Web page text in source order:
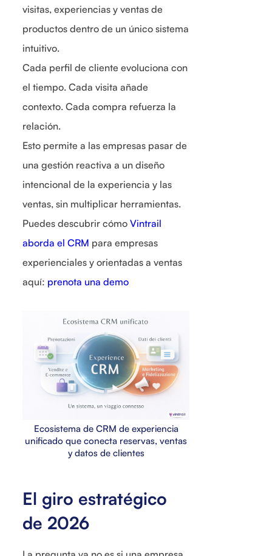
visitas, experiencias y ventas de
productos dentro de un único sistema
intuitivo.
Cada perfil de cliente evoluciona con
el tiempo. Cada visita añade
contexto. Cada compra refuerza la
relación.
Esto permite a las empresas pasar de
una gestión reactiva a un diseño
intencional de la experiencia y las
ventas, sin multiplicar herramientas.
Puedes descubrir cómo Vintrail
aborda el CRM para empresas
experienciales y orientadas a ventas
aquí: prenota una demo
Ecosistema de CRM de experiencia
unificado que conecta reservas, ventas
y datos de clientes
El giro estratégico
de 2026